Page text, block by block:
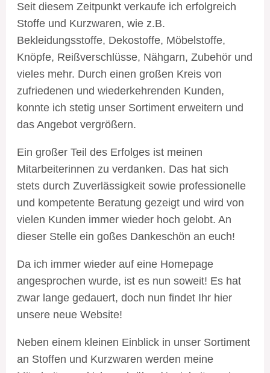
Seit diesem Zeitpunkt verkaufe ich erfolgreich
Stoffe und Kurzwaren, wie z.B.
Bekleidungsstoffe, Dekostoffe, Möbelstoffe,
Knöpfe, Reißverschlüsse, Nähgarn, Zubehör und
vieles mehr. Durch einen großen Kreis von
zufriedenen und wiederkehrenden Kunden,
konnte ich stetig unser Sortiment erweitern und
das Angebot vergrößern.
Ein großer Teil des Erfolges ist meinen
Mitarbeiterinnen zu verdanken. Das hat sich
stets durch Zuverlässigkeit sowie professionelle
und kompetente Beratung gezeigt und wird von
vielen Kunden immer wieder hoch gelobt. An
dieser Stelle ein goßes Dankeschön an euch!
Da ich immer wieder auf eine Homepage
angesprochen wurde, ist es nun soweit! Es hat
zwar lange gedauert, doch nun findet Ihr hier
unsere neue Website!
Neben einem kleinen Einblick in unser Sortiment
an Stoffen und Kurzwaren werden meine